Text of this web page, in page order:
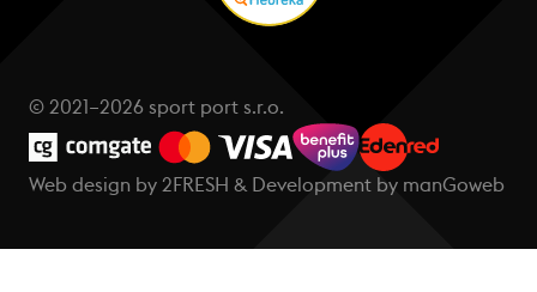
© 2021–2026 sport port s.r.o.
Web design by 2FRESH & Development by manGoweb